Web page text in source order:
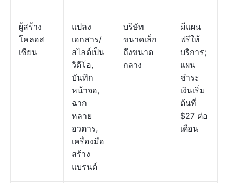
ผู้สร้าง
โคลอส
เซียน
แปลง
เอกสาร/
สไลด์เป็น
วิดีโอ,
บันทึก
หน้าจอ,
ฉาก
หลาย
อวตาร,
เครื่องมือ
สร้าง
แบรนด์
บริษัท
ขนาดเล็ก
ถึงขนาด
กลาง
มีแผน
ฟรีให้
บริการ;
แผน
ชำระ
เงินเริ่ม
ต้นที่
$27 ต่อ
เดือน